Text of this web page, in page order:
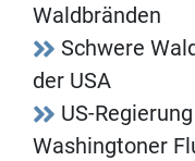
Waldbränden
Schwere
der USA
US-
Washingtoner